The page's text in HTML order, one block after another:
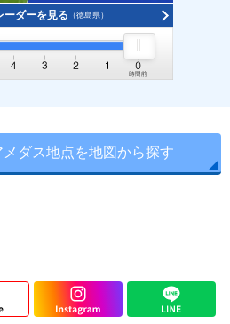
ーダーを見る （徳島県）
ダス地点を地図から探す